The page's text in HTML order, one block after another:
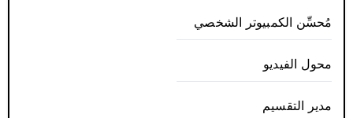
مُحسِّن الكمبيوتر الشخصي
محول الفيديو
مدير التقسيم